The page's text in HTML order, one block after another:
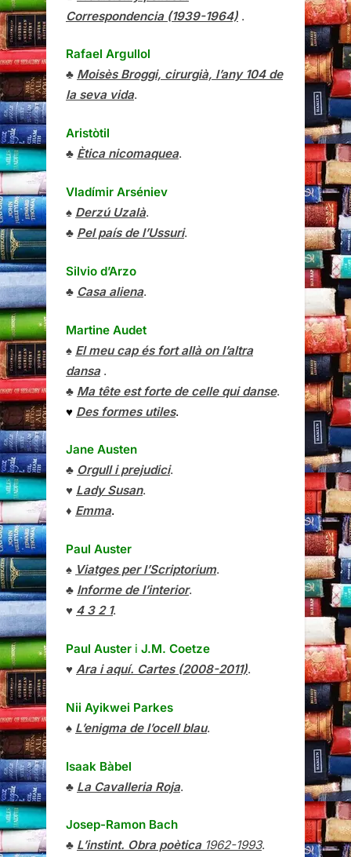
Correspondencia (1939-1964) .
Rafael Argullol
♣ Moisès Broggi, cirurgià, l’any 104 de
la seva vida.
Aristòtil
♣ Ètica nicomaquea.
Vladímir Arséniev
♠ Derzú Uzalà.
♣ Pel país de l’Ussuri.
Silvio d’Arzo
♣ Casa aliena.
Martine Audet
♠ El meu cap és fort allà on l’altra
dansa.
♣ Ma tête est forte de celle qui danse.
♥ Des formes utiles.
Jane Austen
♣ Orgull i prejudici.
♥ Lady Susan.
♦ Emma.
Paul Auster
♠ Viatges per l’Scriptorium.
♣ Informe de l’interior.
♥ 4 3 2 1.
Paul Auster i J.M. Coetze
♥ Ara i aquí. Cartes (2008-2011).
Nii Ayikwei Parkes
♠ L’enigma de l’ocell blau.
Isaak Bàbel
♣ La Cavalleria Roja.
Josep-Ramon Bach
♣ L’instint. Obra poètica1962-1993.